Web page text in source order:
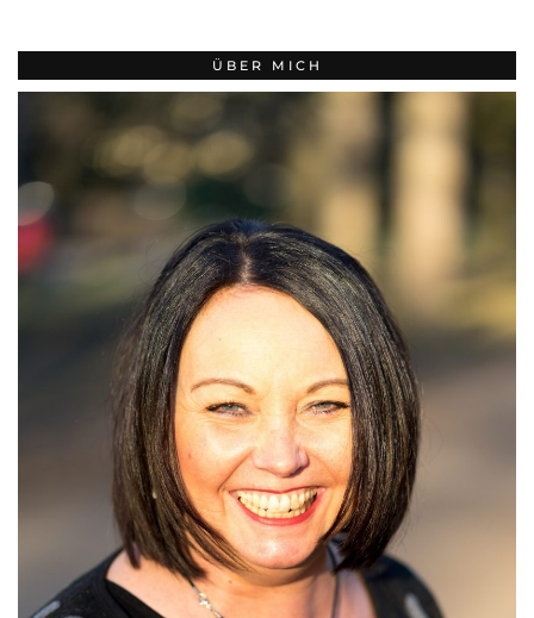
ÜBER MICH